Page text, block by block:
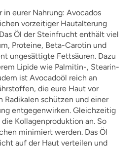
in eurer Nahrung: Avocados
vorzeitiger Hautalterung
Öl der Steinfrucht enthält viel
Proteine, Beta-Carotin und
ungesättigte Fettsäuren. Dazu
Lipide wie Palmitin-, Stearin-
ist Avocadoöl reich an
die eure Haut vor
Radikalen schützen und einer
entgegenwirken. Gleichzeitig
Kollagenproduktion an. So
minimiert werden. Das Öl
auf der Haut verteilen und